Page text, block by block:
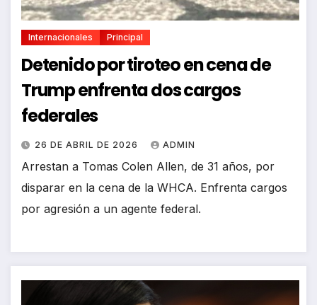
Internacionales Principal
Detenido por tiroteo en cena de
Trump enfrenta dos cargos
federales
26 DE ABRIL DE 2026 ADMIN
Arrestan a Tomas Colen Allen, de 31 años, por
disparar en la cena de la WHCA. Enfrenta cargos
por agresión a un agente federal.